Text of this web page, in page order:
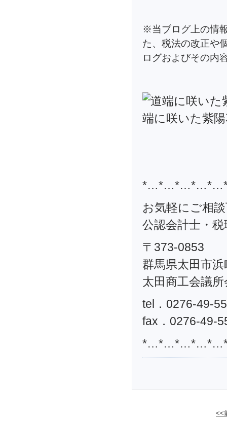
※当ブログ上の情
た、税法の改正や
ログおよびその内
お気軽にご相
公認会計士・
〒373-0853
群馬県太田市
太田商工会議
tel．0276-49-
fax．0276-49-
<<